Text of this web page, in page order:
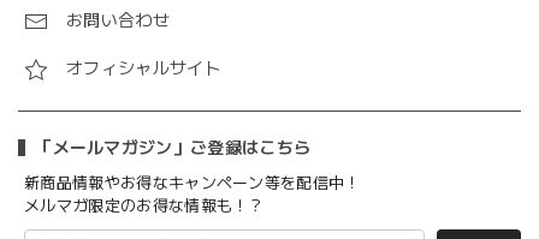
お問い合わせ
オフィシャルサイト
「メールマガジン」ご登録はこちら
新商品情報やお得なキャンペーン等を配信中！
メルマガ限定のお得な情報も！？